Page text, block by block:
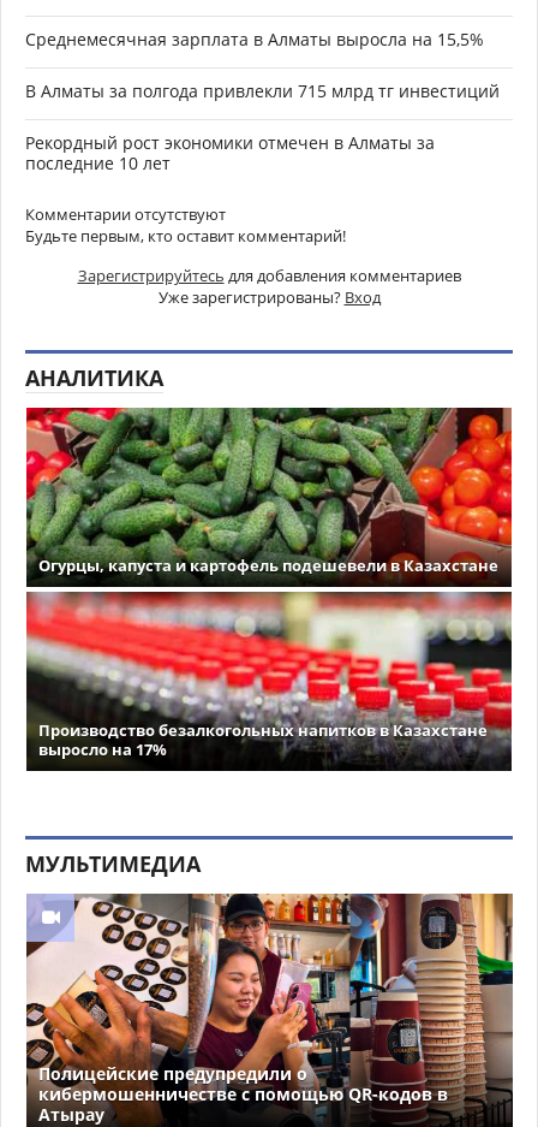
Среднемесячная зарплата в Алматы выросла на 15,5%
В Алматы за полгода привлекли 715 млрд тг инвестиций
Рекордный рост экономики отмечен в Алматы за
последние 10 лет
Комментарии отсутствуют
Будьте первым, кто оставит комментарий!
Зарегистрируйтесь для добавления комментариев
Уже зарегистрированы? Вход
АНАЛИТИКА
Огурцы, капуста и картофель подешевели в Казахстане
Производство безалкогольных напитков в Казахстане
выросло на 17%
МУЛЬТИМЕДИА
Полицейские предупредили о
кибермошенничестве с помощью QR-кодов в
Атырау